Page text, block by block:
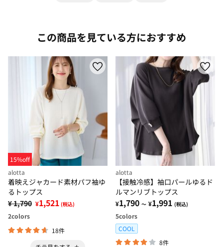
この商品を見ている方におすすめ
15%off
alotta
着映えジャカード素材パフ袖ゆ
るトップス
¥ 1,790 ¥1,521 (税込)
2colors
18件
alotta
【接触冷感】袖口パールゆるド
ルマンリブトップス
¥1,790 ～ ¥1,991 (税込)
5colors
COOL
8件